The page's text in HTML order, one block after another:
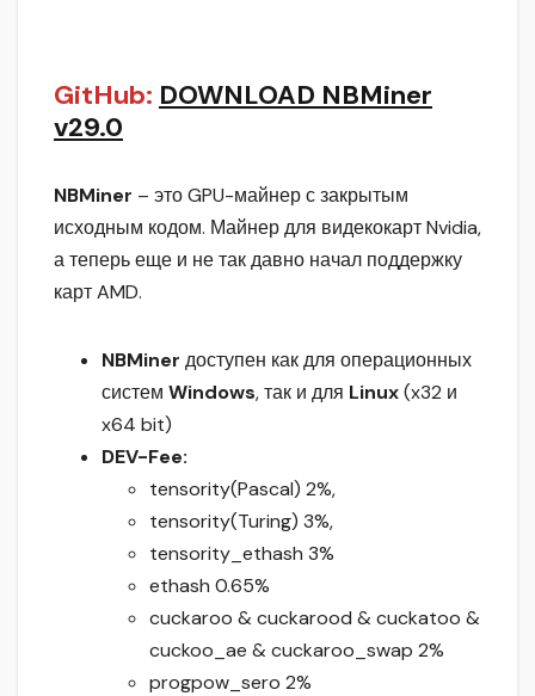
GitHub: DOWNLOAD NBMiner
v29.0
NBMiner – это GPU-майнер с закрытым
исходным кодом. Майнер для видекокарт Nvidia,
а теперь еще и не так давно начал поддержку
карт AMD.
NBMiner доступен как для операционных
систем Windows, так и для Linux(x32 и
x64 bit)
DEV-Fee:
tensority(Pascal) 2%,
tensority(Turing) 3%,
tensority_ethash 3%
ethash 0.65%
cuckaroo & cuckarood & cuckatoo &
cuckoo_ae & cuckaroo_swap 2%
progpow_sero 2%